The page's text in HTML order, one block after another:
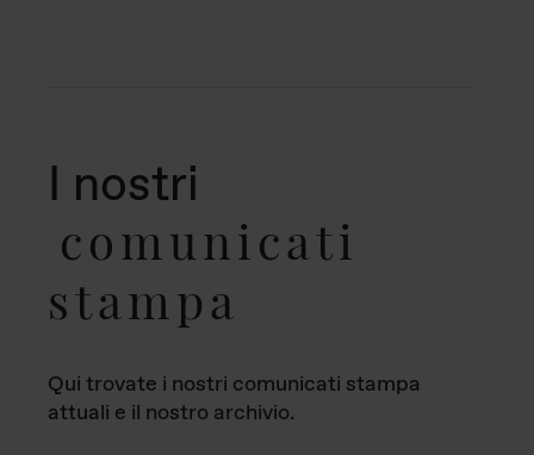
I nostri
comunicati
stampa
Qui trovate i nostri comunicati stampa
attuali e il nostro archivio.